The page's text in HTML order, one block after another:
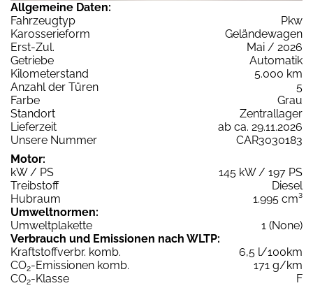
Allgemeine Daten:
Fahrzeugtyp
Pkw
Karosserieform
Geländewagen
Erst-Zul.
Mai / 2026
Getriebe
Automatik
Kilometerstand
5.000 km
Anzahl der Türen
5
Farbe
Grau
Standort
Zentrallager
Lieferzeit
ab ca. 29.11.2026
Unsere Nummer
CAR3030183
Motor:
kW / PS
145 kW / 197 PS
Treibstoff
Diesel
Hubraum
1.995 cm³
Umweltnormen:
Umweltplakette
1 (None)
Verbrauch und Emissionen nach WLTP:
Kraftstoffverbr. komb.
6,5 l/100km
CO2-Emissionen komb.
171 g/km
CO2-Klasse
F